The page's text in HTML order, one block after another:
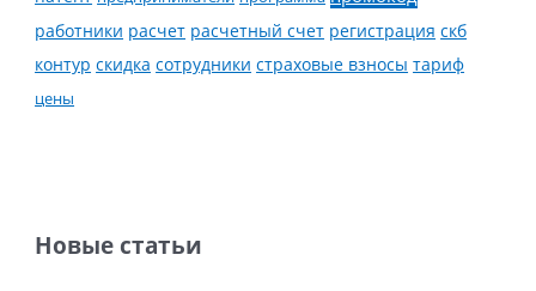
работники расчет расчетный счет регистрация скб
контур скидка сотрудники страховые взносы тариф
цены
Новые статьи